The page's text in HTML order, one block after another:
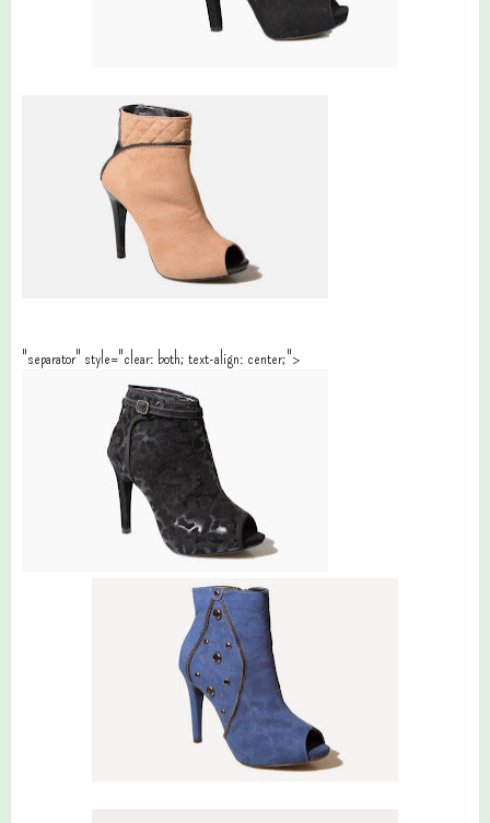
"separator" style="clear: both; text-align: center;">